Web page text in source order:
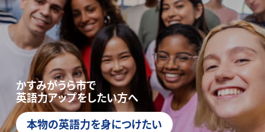
かすみがうら市で
英語力アップをしたい方へ
本物の英語力を身につけたい